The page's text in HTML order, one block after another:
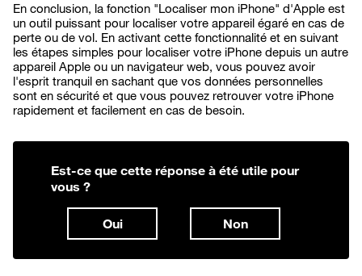
En conclusion, la fonction "Localiser mon iPhone" d'Apple est
un outil puissant pour localiser votre appareil égaré en cas de
perte ou de vol. En activant cette fonctionnalité et en suivant
les étapes simples pour localiser votre iPhone depuis un autre
appareil Apple ou un navigateur web, vous pouvez avoir
l'esprit tranquil en sachant que vos données personnelles
sont en sécurité et que vous pouvez retrouver votre iPhone
rapidement et facilement en cas de besoin.
Est-ce que cette réponse à été utile pour
vous ?
Oui Non